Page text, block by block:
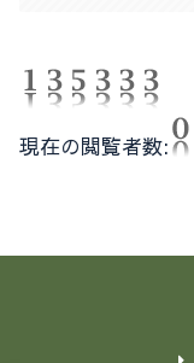
現在の閲覧者数: